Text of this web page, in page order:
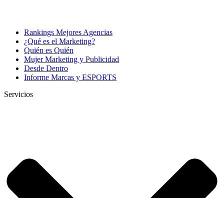
Rankings Mejores Agencias
¿Qué es el Marketing?
Quién es Quién
Mujer Marketing y Publicidad
Desde Dentro
Informe Marcas y ESPORTS
Servicios